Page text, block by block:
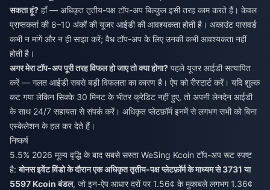
सकता हूं? हाँ — अधिकृत तृतीय-पक्ष टॉप-अप बिल्कुल इसी तरह काम करते हैं। केवल
प्राप्तकर्ता की 8–10 अंकों की यूजर आईडी की आवश्यकता होती है। अकाउंट पासवर्ड
कभी न मांगें और न ही साझा करें; वैध टॉप-अप के लिए उनकी कभी आवश्यकता नहीं
होती है।
अगर मेरा टॉप-अप पूरी तरह विफल हो जाए तो क्या होगा? पहले यूजर आईडी सत्यापित
करें — गलत आईडी सबसे बड़ी विफलता का कारण है। ऐप को रीस्टार्ट करें। यदि शुल्क
कट गया लेकिन सिक्के 30 मिनट के भीतर क्रेडिट नहीं हुए, तो अपनी लेनदेन आईडी
के साथ 24/7 सहायता से संपर्क करें। अधिकृत प्लेटफ़ॉर्म इनमें से लगभग सभी को बिना
एस्केलेशन के हल कर देते हैं।
निष्कर्ष
5.5% 2026 मूल्य वृद्धि के बाद सबसे सस्ता WeSing Kcoin टॉप-अप रूट स्पष्ट
है:बोनस इवेंट विंडो के दौरान एक अधिकृत तृतीय-पक्ष प्लेटफ़ॉर्म के माध्यम से 3731 या
5597 Kcoin बंडल, जो इन-ऐप आधार दरों पर 1.56¢ के मुकाबले लगभग 1.36¢